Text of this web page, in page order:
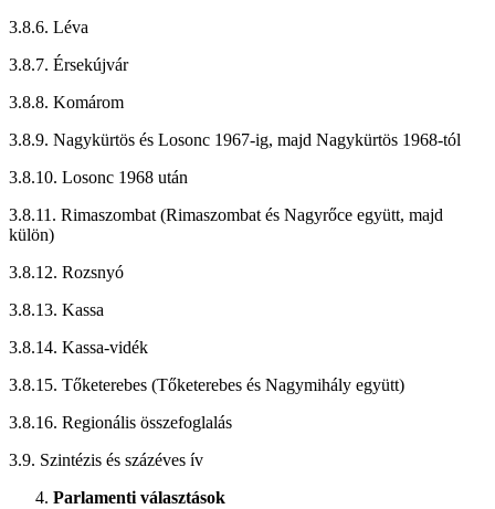
3.8.6. Léva
3.8.7. Érsekújvár
3.8.8. Komárom
3.8.9. Nagykürtös és Losonc 1967-ig, majd Nagykürtös 1968-tól
3.8.10. Losonc 1968 után
3.8.11. Rimaszombat (Rimaszombat és Nagyrőce együtt, majd
külön)
3.8.12. Rozsnyó
3.8.13. Kassa
3.8.14. Kassa-vidék
3.8.15. Tőketerebes (Tőketerebes és Nagymihály együtt)
3.8.16. Regionális összefoglalás
3.9. Szintézis és százéves ív
Parlamenti választások